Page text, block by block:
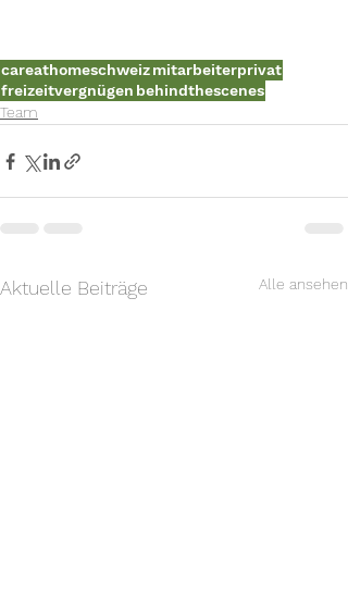
careathomeschweizmitarbeiterprivat
freizeitvergnügen behindthescenes
Team
Aktuelle Beiträge Alle ansehen